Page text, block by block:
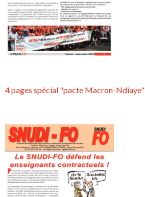
4 pages spécial "pacte Macron-Ndiaye"